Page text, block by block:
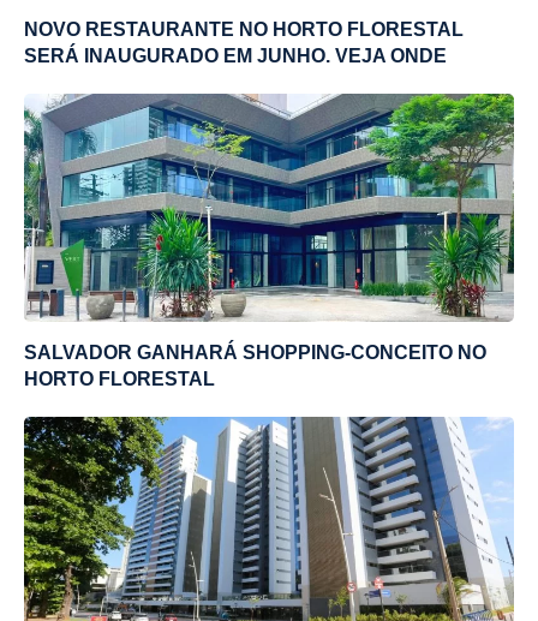
NOVO RESTAURANTE NO HORTO FLORESTAL
SERÁ INAUGURADO EM JUNHO. VEJA ONDE
SALVADOR GANHARÁ SHOPPING-CONCEITO NO
HORTO FLORESTAL